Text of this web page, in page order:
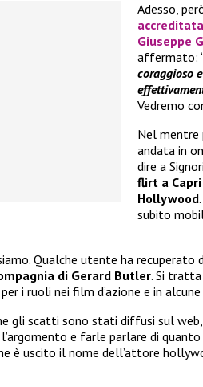
Adesso,
Giuseppe
affermato:
coraggioso
Vedremo
Nel mentre
andata in
dire a
flirt a
Hollywood
subito
Qualche utente ha recuperato
di Gerard Butler. Si tratta
i ruoli nei film d’azione e in
gli scatti sono stati diffusi sul
e farle parlare di
è uscito il nome dell’attore